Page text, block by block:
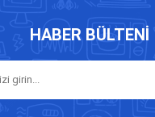
HABER BÜLTENI